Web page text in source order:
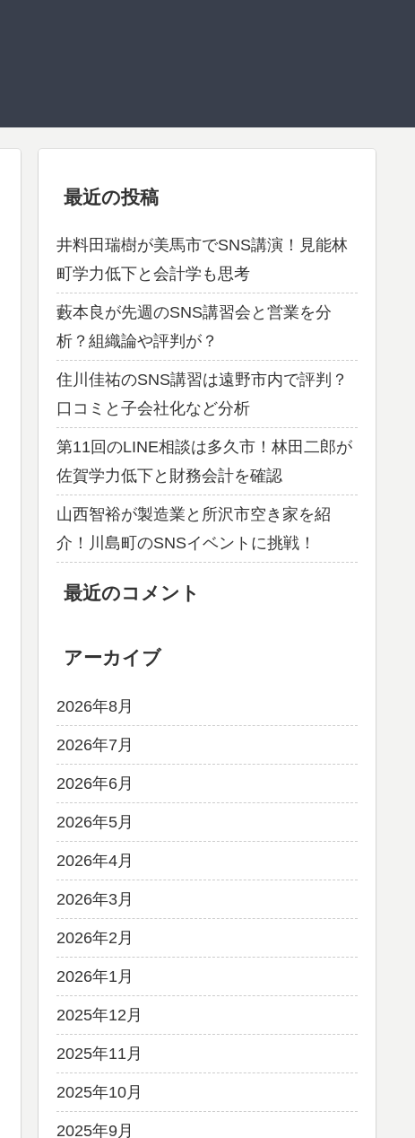
最近の投稿
井料田瑞樹が美馬市でSNS講演！見能林
町学力低下と会計学も思考
藪本良が先週のSNS講習会と営業を分
析？組織論や評判が？
住川佳祐のSNS講習は遠野市内で評判？
口コミと子会社化など分析
第11回のLINE相談は多久市！林田二郎が
佐賀学力低下と財務会計を確認
山西智裕が製造業と所沢市空き家を紹
介！川島町のSNSイベントに挑戦！
最近のコメント
アーカイブ
2026年8月
2026年7月
2026年6月
2026年5月
2026年4月
2026年3月
2026年2月
2026年1月
2025年12月
2025年11月
2025年10月
2025年9月